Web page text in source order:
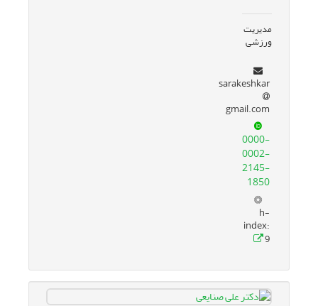
مدیریت
ورزشی
sarakeshkar
gmail.com
0000-
0002-
2145-
1850
h-
index:
9